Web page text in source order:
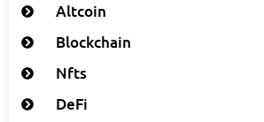
Altcoin
Blockchain
Nfts
DeFi